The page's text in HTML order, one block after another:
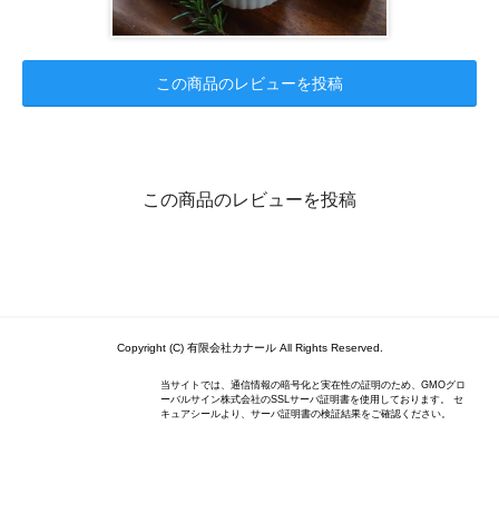
この商品のレビューを投稿
この商品のレビューを投稿
Copyright (C) 有限会社カナール All Rights Reserved.
当サイトでは、通信情報の暗号化と実在性の証明のため、GMOグロ
ーバルサイン株式会社のSSLサーバ証明書を使用しております。 セ
キュアシールより、サーバ証明書の検証結果をご確認ください。